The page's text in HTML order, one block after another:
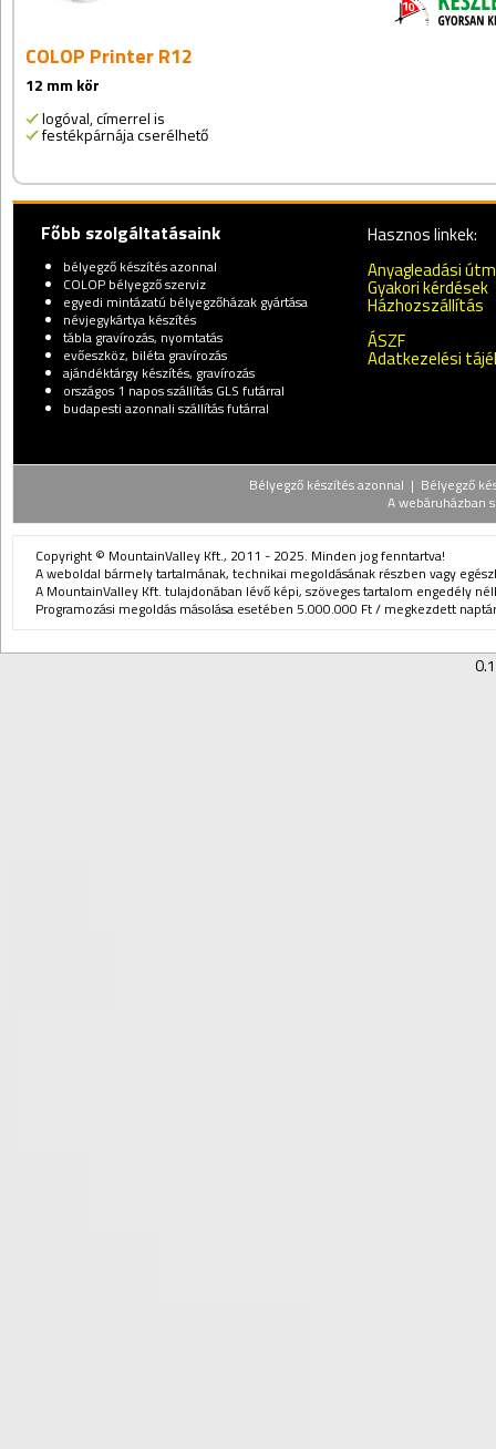
COLOP Printer R12
12 mm kör
logóval, címerrel is
festékpárnája cserélhető
Főbb szolgáltatásaink
bélyegző készítés azonnal
COLOP bélyegző szerviz
egyedi mintázatú bélyegzőházak gyártása
névjegykártya készítés
tábla gravírozás, nyomtatás
evőeszköz, biléta gravírozás
ajándéktárgy készítés, gravírozás
országos 1 napos szállítás GLS futárral
budapesti azonnali szállítás futárral
Hasznos linkek:
Anyagleadási
Gyakori kérdések
Házhozszállítás
ÁSZF
Adatkezelési
Bélyegző készítés azonnal | Bélyegző
A webáruházban
Copyright © MountainValley Kft., 2011 - 2025. Minden jog fenntartva!
A weboldal bármely tartalmának, technikai megoldásának részben vagy
A MountainValley Kft. tulajdonában lévő képi, szöveges tartalom engedély
Programozási megoldás másolása esetében 5.000.000 Ft / megkezdett